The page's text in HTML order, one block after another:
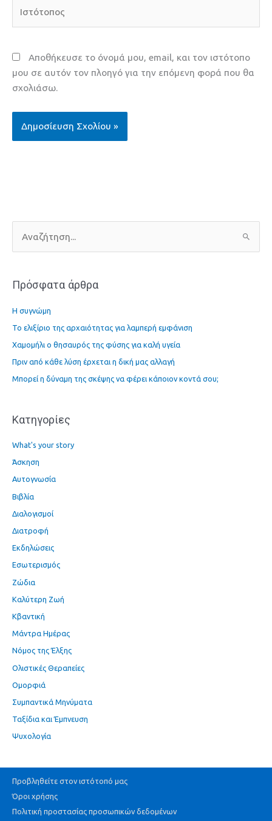
Αποθήκευσε το όνομά μου, email, και τον ιστότοπο
μου σε αυτόν τον πλοηγό για την επόμενη φορά που θα
σχολιάσω.
ν
τ
η
σ
η
γ
:
Πρόσφατα άρθρα
Η συγνώμη
Το ελιξίριο της αρχαιότητας για λαμπερή εμφάνιση
Χαμομήλι ο θησαυρός της φύσης για καλή υγεία
Πριν από κάθε λύση έρχεται η δική μας αλλαγή
Μπορεί η δύναμη της σκέψης να φέρει κάποιον κοντά σου;
Kατηγορίες
What's your story
Άσκηση
Αυτογνωσία
Βιβλία
Διαλογισμοί
Διατροφή
Εκδηλώσεις
Εσωτερισμός
Ζώδια
Καλύτερη Ζωή
Κβαντική
Μάντρα Ημέρας
Νόμος της Έλξης
Ολιστικές Θεραπείες
Ομορφιά
Συμπαντικά Μηνύματα
Ταξίδια και Έμπνευση
Ψυχολογία
Προβληθείτε στον ιστότοπό μας
Όροι χρήσης
Πολιτική προστασίας προσωπικών δεδομένων